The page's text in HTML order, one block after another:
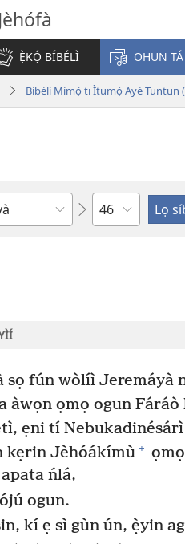
Ẹ̀KỌ́ BÍBÉLÌ OHUN
Bíbélì Mímọ́ ti Ìtumọ̀ Ayé Tuntun
Orí
sọ fún wòlíì Jeremáyà
àwọn ọmọ ogun Fáráò
ẹni tí Nebukadinésárì
kẹrin Jèhóákímù +
ńlá,
ogun.
kí ẹ sì gùn ún, ẹ̀yin